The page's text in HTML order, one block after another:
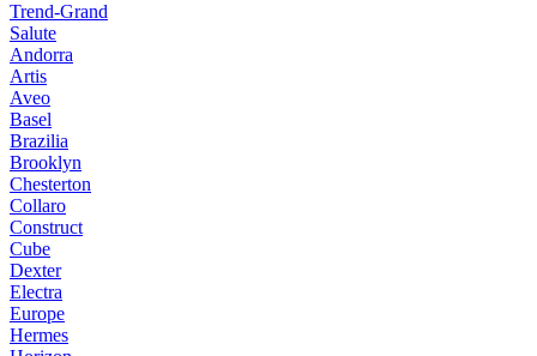
Trend-Grand
Salute
Andorra
Artis
Aveo
Basel
Brazilia
Brooklyn
Chesterton
Collaro
Construct
Cube
Dexter
Electra
Europe
Hermes